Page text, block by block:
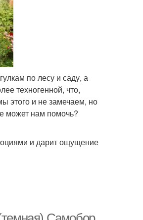
по лесу и саду, а
техногенной, что,
этого и не замечаем, но
может нам помочь?
и дарит ощущение